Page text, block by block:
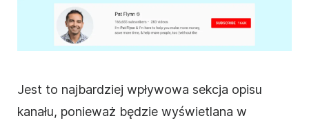
Jest to najbardziej wpływowa sekcja opisu
kanału, ponieważ będzie wyświetlana w